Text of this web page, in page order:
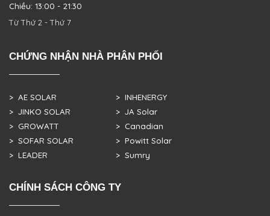
Chiều: 13:00 - 21:30
Từ Thứ 2 - Thứ 7
CHỨNG NHẬN NHÀ PHÂN PHỐI
> AE SOLAR
> JINKO SOLAR
> GROWATT
> SOFAR SOLAR
> LEADER
> INHENERGY
> JA Solar
> Canadian
> Powitt Solar
> Sumry
CHÍNH SÁCH CÔNG TY